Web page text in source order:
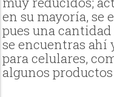
en su mayoría, se
pues una
se encuentras
para celulares,
algunos